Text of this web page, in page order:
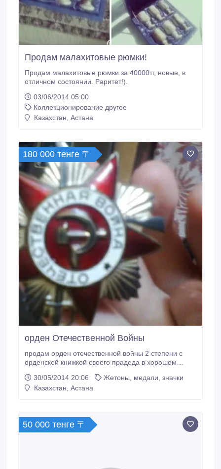
Продам малахитовые рюмки!
Продам малахитовые рюмки за 40000тг, новые, в
отличном состоянии. Раритет!).
03/06/2014 05:00
Коллекционирование другое
Казахстан, Астана
180 000 тенге 〒
орден Отечественной Войны
продам орден отечественной войны 2 степени с
орденской книжкой своего прадеда в хорошем
30/05/2014 20:06
Жетоны, медали, значки
Казахстан, Астана
50 000 тенге 〒